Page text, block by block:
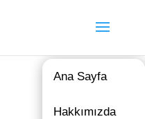
Ana Sayfa
Hakkımızda